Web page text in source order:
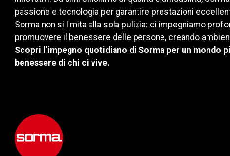
passione e tecnologia per garantire prestazioni
Sorma non si limita alla sola pulizia: ci impegniamo
promuovere il benessere delle persone, creando
Scopri l’impegno quotidiano di Sorma per un mondo
benessere di chi ci vive.